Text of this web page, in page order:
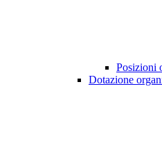
Posizioni
Dotazione